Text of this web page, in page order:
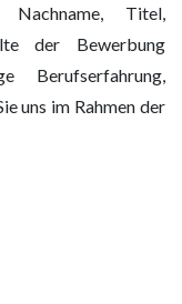
Nachname, Titel,
der Bewerbung
Berufserfahrung,
uns im Rahmen der